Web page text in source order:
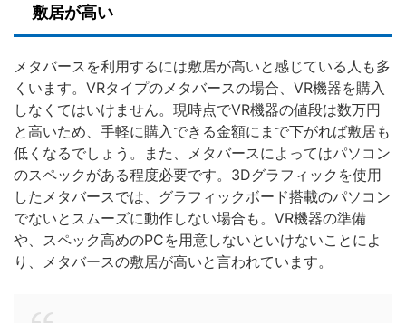
敷居が高い
メタバースを利用するには敷居が高いと感じている人も多
くいます。VRタイプのメタバースの場合、VR機器を購入
しなくてはいけません。現時点でVR機器の値段は数万円
と高いため、手軽に購入できる金額にまで下がれば敷居も
低くなるでしょう。また、メタバースによってはパソコン
のスペックがある程度必要です。3Dグラフィックを使用
したメタバースでは、グラフィックボード搭載のパソコン
でないとスムーズに動作しない場合も。VR機器の準備
や、スペック高めのPCを用意しないといけないことによ
り、メタバースの敷居が高いと言われています。